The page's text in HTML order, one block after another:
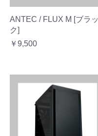
ANTEC / FLUX M [ブラッ
ク]
￥9,500